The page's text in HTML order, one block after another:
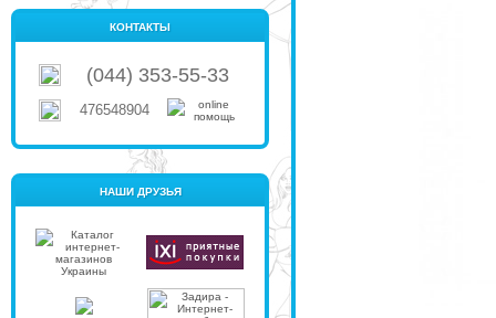
КОНТАКТЫ
(044) 353-55-33
476548904
НАШИ ДРУЗЬЯ